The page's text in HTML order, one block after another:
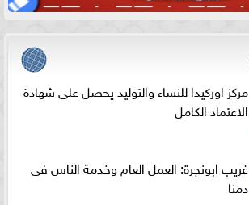
مركز اوركيدا للنساء والتوليد يحصل على شهادة
الاعتماد الكامل
غريب ابونجرة: العمل العام وخدمة الناس فى
دمنا